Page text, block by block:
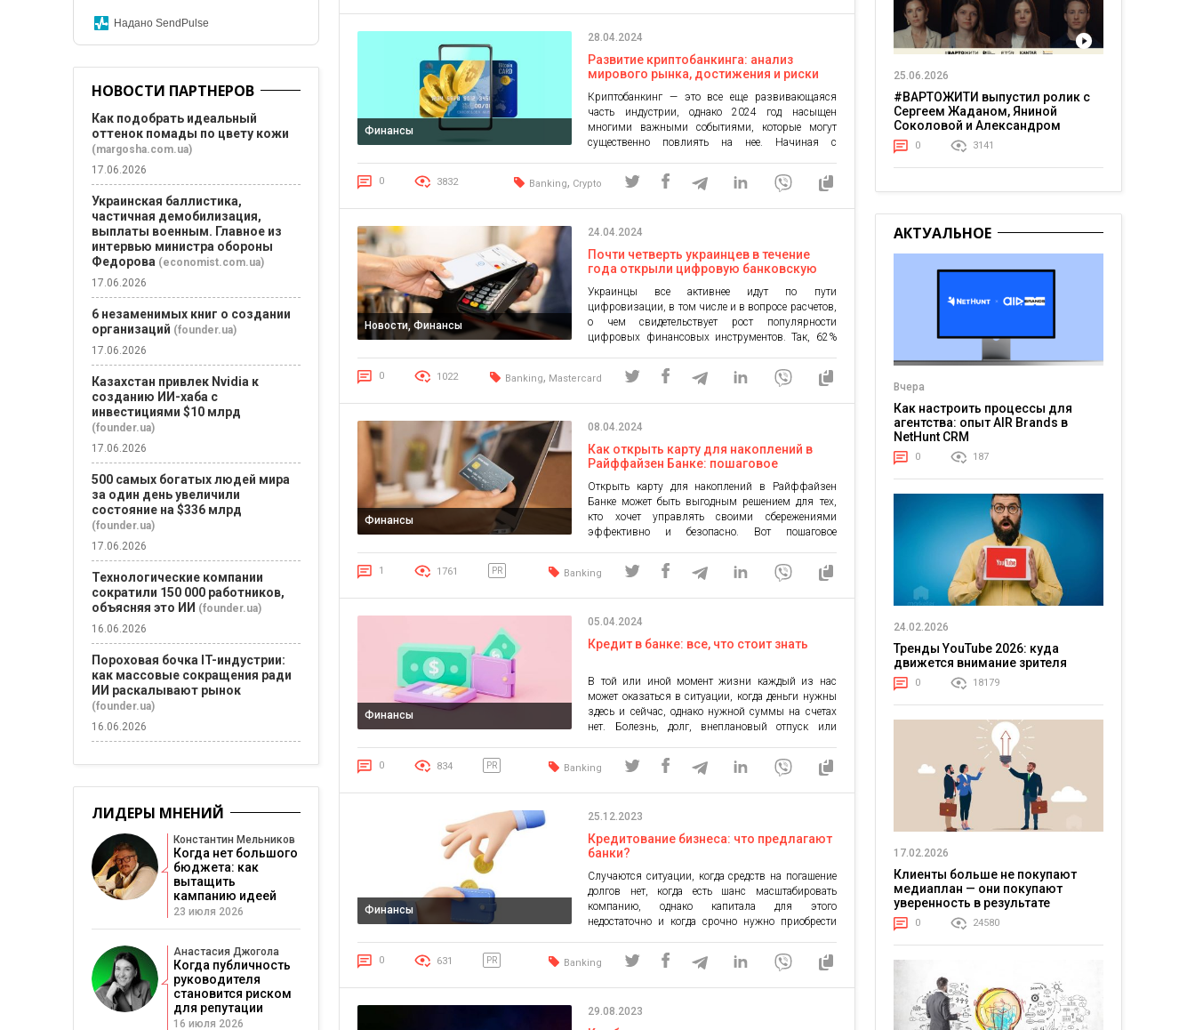
результатам исследования, проведенного
компанией Mastercard, был зафиксирован
немалый прирост […]
Финансы
28.04.2024
Развитие криптобанкинга: анализ
мирового рынка, достижения и риски
Криптобанкинг — это все еще развивающаяся
часть индустрии, однако 2024 год насыщен
многими важными событиями, которые могут
существенно повлиять на нее. Начиная с
заканчивая глобальным принятием криптовалют.
Все больше компаний используют
тенденций и развивать свой бизнес. Технически
аналитическая платформа Coincub
проанализировала […]
0 3832 Banking, Crypto
Новости, Финансы
24.04.2024
Почти четверть украинцев в течение
года открыли цифровую банковскую
Украинцы все активнее идут по пути
цифровизации, в том числе и в вопросе расчетов,
о чем свидетельствует рост популярности
цифровых финансовых инструментов. Так, 62%
оплачивали покупки бесконтактно цифровой
картой с помощью смартфона или другого
оплатами […]
0 1022 Banking, Mastercard
Финансы
08.04.2024
Как открыть карту для накоплений в
Райффайзен Банке: пошаговое
Открыть карту для накоплений в Райффайзен
Банке может быть выгодным решением для тех,
кто хочет управлять своими сбережениями
эффективно и безопасно. Вот пошаговое
накопительную карту в этом банке. Шаг 1:
изучение предложений Перед тем как открыть
Ознакомьтесь какие […]
1 1761 PR Banking
Финансы
05.04.2024
Кредит в банке: все, что стоит знать
В той или иной момент жизни каждый из нас
может оказаться в ситуации, когда деньги нужны
здесь и сейчас, однако нужной суммы на счетах
нет. Болезнь, долг, внеплановый отпуск или
что угодно. В таких случаях многие прибегают к
помощи банков, а именно к получению от них
0 834 PR Banking
Финансы
25.12.2023
Кредитование бизнеса: что предлагают
банки?
Случаются ситуации, когда средств на погашение
долгов нет, когда есть шанс масштабировать
компанию, однако капитала для этого
недостаточно и когда срочно нужно приобрести
клиентов и должников задерживаются. Во всех
этих случаях на помощь приходят банки: они на
последующим возвратом банка вместе […]
0 631 PR Banking
29.08.2023
Надано SendPulse
НОВОСТИ ПАРТНЕРОВ
Как подобрать идеальный
оттенок помады по цвету кожи
(margosha.com.ua)
17.06.2026
Украинская баллистика,
частичная демобилизация,
выплаты военным. Главное из
интервью министра обороны
Федорова (economist.com.ua)
17.06.2026
6 незаменимых книг о создании
организаций (founder.ua)
17.06.2026
Казахстан привлек Nvidia к
созданию ИИ-хаба с
инвестициями $10 млрд
(founder.ua)
17.06.2026
500 самых богатых людей мира
за один день увеличили
состояние на $336 млрд
(founder.ua)
17.06.2026
Технологические компании
сократили 150 000 работников,
объясняя это ИИ (founder.ua)
16.06.2026
Пороховая бочка IT-индустрии:
как массовые сокращения ради
ИИ раскалывают рынок
(founder.ua)
16.06.2026
ЛИДЕРЫ МНЕНИЙ
Константин Мельников
Когда нет большого
бюджета: как
вытащить
кампанию идеей
23 июля 2026
Анастасия Джогола
Когда публичность
руководителя
становится риском
для репутации
16 июля 2026
25.06.2026
#ВАРТОЖИТИ выпустил ролик с
Сергеем Жаданом, Яниной
Соколовой и Александром
Тереном о жизни в постоянном
напряжении
0 3141
АКТУАЛЬНОЕ
Вчера
Как настроить процессы для
агентства: опыт AIR Brands в
NetHunt CRM
0 187
24.02.2026
Тренды YouTube 2026: куда
движется внимание зрителя
0 18179
17.02.2026
Клиенты больше не покупают
медиаплан — они покупают
уверенность в результате
0 24580